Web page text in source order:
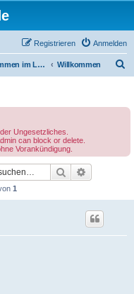
Anmelden
Registrieren
Willkommen im Leben / Welcome to life Willkommen
Ungesetzliches.
can block or delete.
Vorankündigung.
Suche
1